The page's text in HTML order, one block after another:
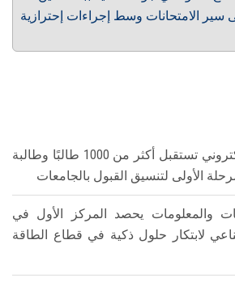
الامتحانات وسط إجراءات إحترازية
معامل التنسيق الإلكتروني تستقبل أكثر من 1000 طالبًا وطالبة
الأولى لتنسيق القبول بالجامعات
والمعلومات يحصد المركز الأول في
لابتكار حلول ذكية في قطاع الطاقة